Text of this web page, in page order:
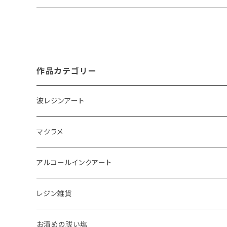
作品カテゴリー
波レジンアート
コースター
アクセサリートレイ
ペーパーウェイト
体験教室
マクラメ
ピアス
キーホルダー
タペストリー
アルコールインクアート
アクセサリートレイ
スマホケース
レジン雑貨
ピアス
お清めの祓い塩